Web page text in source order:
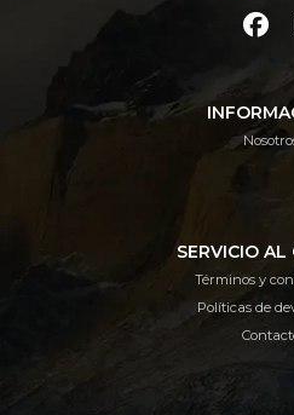
SERVICIO AL
Términos y
Políticas de